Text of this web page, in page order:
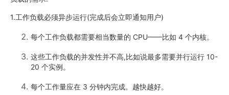
1.工作负载必须异步运行(完成后会立即通知用户)
每个工作负载都需要相当数量的 CPU——比如 4 个内核。
这些工作负载的并发性并不高,比如说最多需要并行运行 10-
20 个实例。
每个工作量应在 3 分钟内完成。越快越好。